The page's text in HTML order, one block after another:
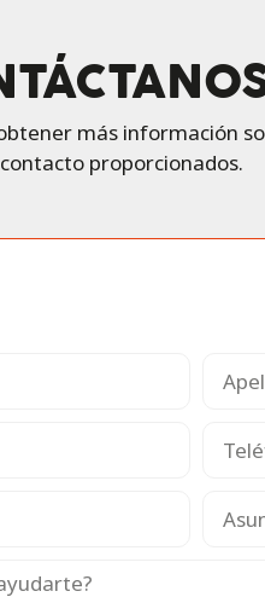
más información
proporcionados.